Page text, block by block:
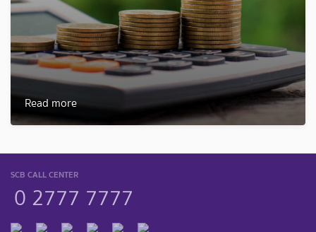
Read more
SCB CALL CENTER
0 2777 7777